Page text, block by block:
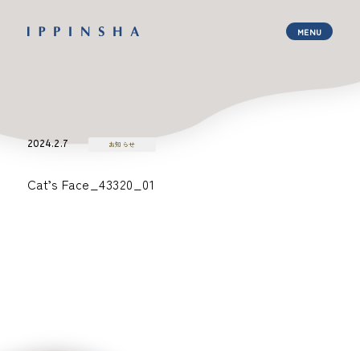
2024.2.7 お知らせ
Cat’s Face_43320_01